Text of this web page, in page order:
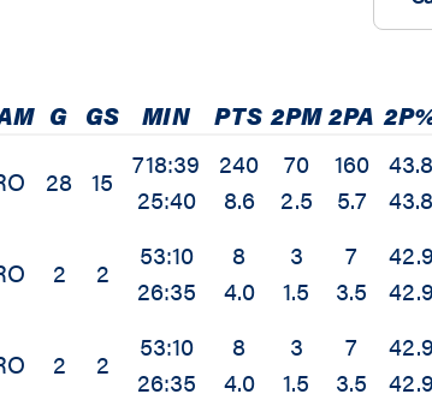
G GS MIN PTS 2PM2PA
28 15
718:39
25:40
240
8.6
70
2.5
160
5.7
43.8
43.8
2 2
53:10
26:35
8
4.0
3
1.5
7
3.5
42.9
42.9
2 2
53:10
26:35
8
4.0
3
1.5
7
3.5
42.9
42.9